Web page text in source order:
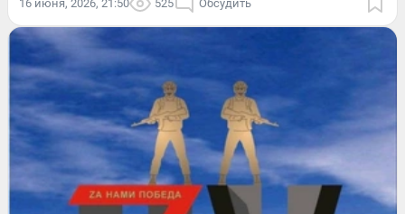
16 июня, 2026, 21:50 525 Обсудить